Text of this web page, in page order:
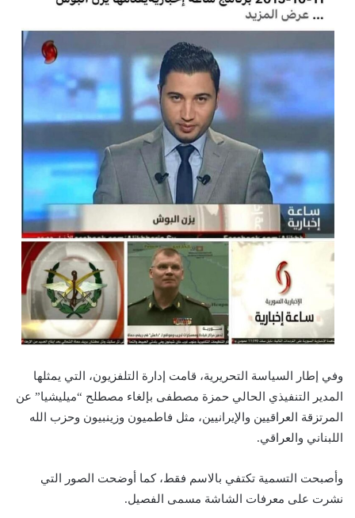
وفي إطار السياسة التحريرية، قامت إدارة التلفزيون، التي يمثلها
المدير التنفيذي الحالي حمزة مصطفى بإلغاء مصطلح “ميليشيا” عن
المرتزقة العراقيين والإيرانيين، مثل فاطميون وزينبيون وحزب الله
اللبناني والعراقي.
وأصبحت التسمية تكتفي بالاسم فقط، كما أوضحت الصور التي
نشرت على معرفات الشاشة مسمى الفصيل.